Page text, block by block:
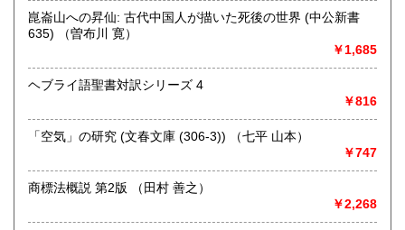
沿線名：京王相模原線
営業時間：9時～16時
定休日：日曜日 年末年始12月27日～1月5日までお休みとな
書籍の買取について
【宅配買取について】
崑崙山への昇仙: 古代中国人が描いた死後の世界 (中公新書
635) （曽布川 寛）
￥1,685
ヘブライ語聖書対訳シリーズ 4
￥816
「空気」の研究 (文春文庫 (306‐3)) （七平 山本）
￥747
商標法概説 第2版 （田村 善之）
￥2,268